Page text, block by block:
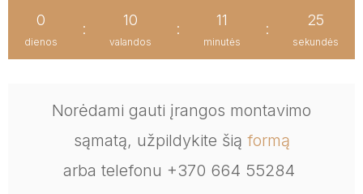
0
dienos
:
10
valandos
:
11
minutės
:
25
sekundės
Norėdami gauti įrangos montavimo
sąmatą, užpildykite šią formą
arba telefonu +370 664 55284